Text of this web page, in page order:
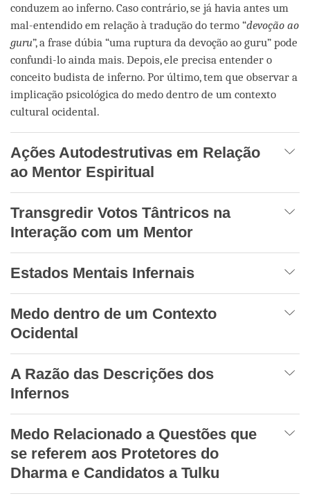
conduzem ao inferno. Caso contrário, se já havia antes um
mal-entendido em relação à tradução do termo “devoção ao
guru”, a frase dúbia “uma ruptura da devoção ao guru” pode
confundi-lo ainda mais. Depois, ele precisa entender o
conceito budista de inferno. Por último, tem que observar a
implicação psicológica do medo dentro de um contexto
cultural ocidental.
Ações Autodestrutivas em Relação
ao Mentor Espiritual
Transgredir Votos Tântricos na
Interação com um Mentor
Estados Mentais Infernais
Medo dentro de um Contexto
Ocidental
A Razão das Descrições dos
Infernos
Medo Relacionado a Questões que
se referem aos Protetores do
Dharma e Candidatos a Tulku